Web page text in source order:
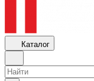
Каталог